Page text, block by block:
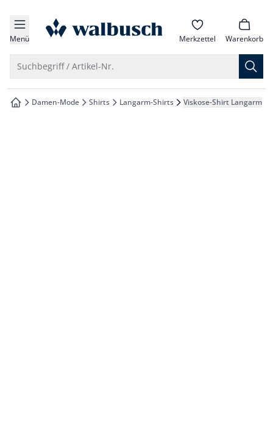
springen
springen
springen
springen
Menü zur Startseite Merkzettel Warenkorb
Suchbegriff / Artikel-Nr.
zur Startseite
Damen-Mode Shirts Langarm-Shirts Viskose-Shirt Langarm